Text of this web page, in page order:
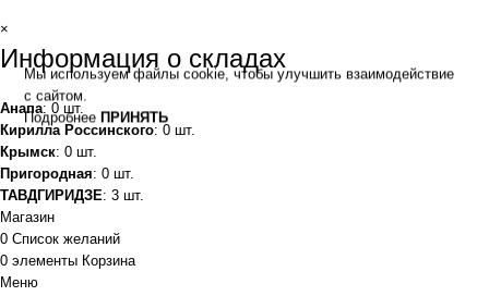
Мы используем файлы cookie, чтобы улучшить взаимодействие
с сайтом.
Подробнее ПРИНЯТЬ
×
Информация о складах
Анапа: 0 шт.
Кирилла Россинского: 0 шт.
Крымск: 0 шт.
Пригородная: 0 шт.
ТАВДГИРИДЗЕ: 3 шт.
Магазин
0 Список желаний
0 элементы Корзина
Меню